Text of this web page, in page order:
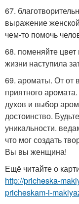
67.
выражение
чем-то помочь
68. поменяйте
жизни наступила
69. ароматы. От от
приятного
духов и выбор
достоинство.
уникальности.
что мог создать
Вы вы женщина!
Ещё читайте о
http://pricheska-
pricheskam-i-